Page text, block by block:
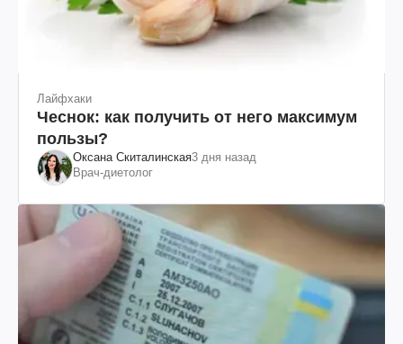
Лайфхаки
Чеснок: как получить от него максимум
пользы?
Оксана Скиталинская3 дня назад
Врач-диетолог